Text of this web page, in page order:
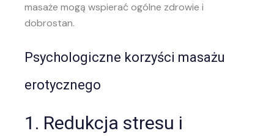
masaże mogą wspierać ogólne zdrowie i
dobrostan.
Psychologiczne korzyści masażu
erotycznego
1. Redukcja stresu i